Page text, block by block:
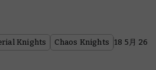
Knights Chaos Knights 18 5月 26